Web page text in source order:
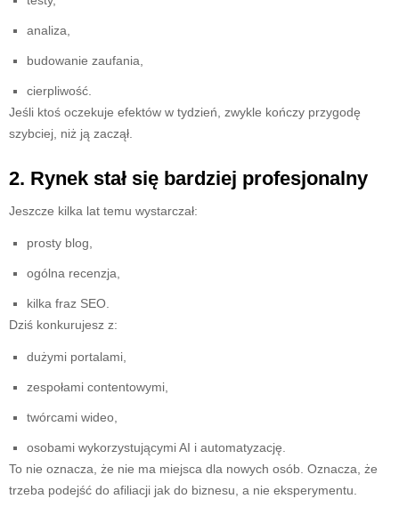
analiza,
budowanie zaufania,
cierpliwość.
Jeśli ktoś oczekuje efektów w tydzień, zwykle kończy przygodę
szybciej, niż ją zaczął.
2. Rynek stał się bardziej profesjonalny
Jeszcze kilka lat temu wystarczał:
prosty blog,
ogólna recenzja,
kilka fraz SEO.
Dziś konkurujesz z:
dużymi portalami,
zespołami contentowymi,
twórcami wideo,
osobami wykorzystującymi AI i automatyzację.
To nie oznacza, że nie ma miejsca dla nowych osób. Oznacza, że
trzeba podejść do afiliacji jak do biznesu, a nie eksperymentu.